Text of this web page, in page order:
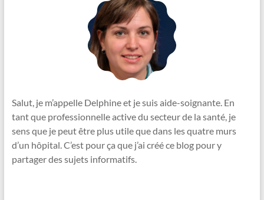
Salut, je m’appelle Delphine et je suis aide-soignante. En
tant que professionnelle active du secteur de la santé, je
sens que je peut être plus utile que dans les quatre murs
d’un hôpital. C’est pour ça que j’ai créé ce blog pour y
partager des sujets informatifs.